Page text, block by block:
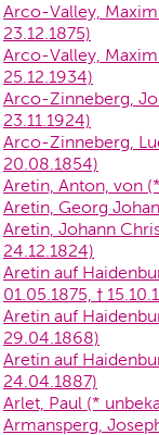
Arco-Valley,
23.12.1875)
Arco-Valley,
25.12.1934)
Arco-Zinneberg,
23.11.1924)
Arco-Zinneberg,
20.08.1854)
Aretin, Anton, von
Aretin, Georg
Aretin, Johann
24.12.1824)
Aretin auf
01.05.1875, †
Aretin auf
29.04.1868)
Aretin auf
24.04.1887)
Arlet, Paul (*
Armansperg,